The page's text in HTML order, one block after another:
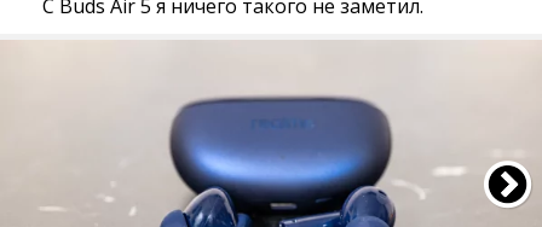
С Buds Air 5 я ничего такого не заметил.